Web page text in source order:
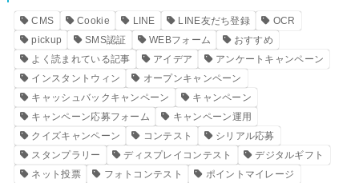
CMS Cookie LINE LINE友だち登録
OCR
pickup
SMS認証 WEBフォーム
おすすめ
よく読まれている記事
アイデア
アンケートキャンペーン
インスタントウィン
オープンキャンペーン
キャッシュバックキャンペーン
キャンペーン
キャンペーン応募フォーム
キャンペーン運用
クイズキャンペーン
コンテスト
シリアル応募
スタンプラリー
ディスプレイコンテスト
デジタルギフト
ネット投票
フォトコンテスト
ポイントマイレージ